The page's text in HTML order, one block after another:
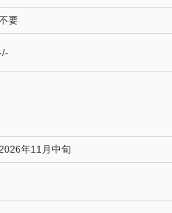
要
2026年11月中旬